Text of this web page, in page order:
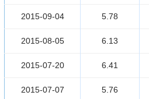
2015-09-04 5.78
2015-08-05 6.13
2015-07-20 6.41
2015-07-07 5.76